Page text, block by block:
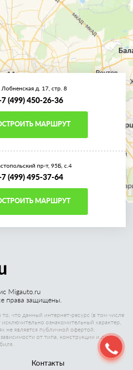
Лобненская д. 17, стр. 8
(499) 450-26-36
МАРШРУТ
пр-т, 95Б, с.4
(499) 495-37-64
МАРШРУТ
Migauto.ru
права защищены.
что данный интернет-ресурс (в том числе
ознакомительный характер,
не является публичной офертой.
от типа, конструкции и других
Контакты